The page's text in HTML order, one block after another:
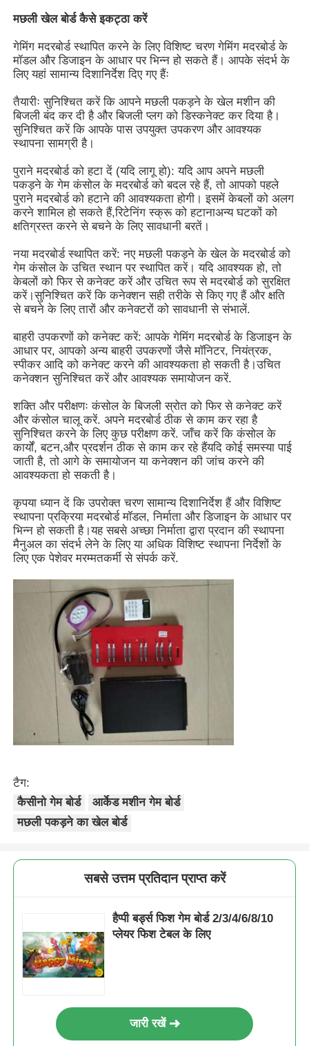
हमारे बारे में
फैक्टरी यात्रा
गुणवत्ता नियंत्रण
हमसे संपर्क करें
एक बोली का अनुरोध
स्लॉट खेल बोर्ड
मछली खेल बोर्ड
स्लॉट गेम कैबिनेट
मछली खेल तालिका
ऑनलाइन गेम सॉफ्टवेयर
स्लॉट गेम पार्ट्स
मछली के खेल के भाग
गेम मशीन स्क्रीन
मछली खेल बोर्ड कैसे इकट्ठा करें
गेमिंग मदरबोर्ड स्थापित करने के लिए विशिष्ट चरण गेमिंग मदरबोर्ड के
मॉडल और डिजाइन के आधार पर भिन्न हो सकते हैं। आपके संदर्भ के
लिए यहां सामान्य दिशानिर्देश दिए गए हैंः
तैयारीः सुनिश्चित करें कि आपने मछली पकड़ने के खेल मशीन की
बिजली बंद कर दी है और बिजली प्लग को डिस्कनेक्ट कर दिया है।
सुनिश्चित करें कि आपके पास उपयुक्त उपकरण और आवश्यक
स्थापना सामग्री है।
पुराने मदरबोर्ड को हटा दें (यदि लागू हो): यदि आप अपने मछली
पकड़ने के गेम कंसोल के मदरबोर्ड को बदल रहे हैं, तो आपको पहले
पुराने मदरबोर्ड को हटाने की आवश्यकता होगी। इसमें केबलों को अलग
करने शामिल हो सकते हैं,रिटेनिंग स्क्रू को हटानाअन्य घटकों को
क्षतिग्रस्त करने से बचने के लिए सावधानी बरतें।
नया मदरबोर्ड स्थापित करें: नए मछली पकड़ने के खेल के मदरबोर्ड को
गेम कंसोल के उचित स्थान पर स्थापित करें। यदि आवश्यक हो, तो
केबलों को फिर से कनेक्ट करें और उचित रूप से मदरबोर्ड को सुरक्षित
करें।सुनिश्चित करें कि कनेक्शन सही तरीके से किए गए हैं और क्षति
से बचने के लिए तारों और कनेक्टरों को सावधानी से संभालें.
बाहरी उपकरणों को कनेक्ट करें: आपके गेमिंग मदरबोर्ड के डिजाइन के
आधार पर, आपको अन्य बाहरी उपकरणों जैसे मॉनिटर, नियंत्रक,
स्पीकर आदि को कनेक्ट करने की आवश्यकता हो सकती है।उचित
कनेक्शन सुनिश्चित करें और आवश्यक समायोजन करें.
शक्ति और परीक्षणः कंसोल के बिजली स्रोत को फिर से कनेक्ट करें
और कंसोल चालू करें. अपने मदरबोर्ड ठीक से काम कर रहा है
सुनिश्चित करने के लिए कुछ परीक्षण करें. जाँच करें कि कंसोल के
कार्यों, बटन,और प्रदर्शन ठीक से काम कर रहे हैंयदि कोई समस्या पाई
जाती है, तो आगे के समायोजन या कनेक्शन की जांच करने की
आवश्यकता हो सकती है।
कृपया ध्यान दें कि उपरोक्त चरण सामान्य दिशानिर्देश हैं और विशिष्ट
स्थापना प्रक्रिया मदरबोर्ड मॉडल, निर्माता और डिजाइन के आधार पर
भिन्न हो सकती है।यह सबसे अच्छा निर्माता द्वारा प्रदान की स्थापना
मैनुअल का संदर्भ लेने के लिए या अधिक विशिष्ट स्थापना निर्देशों के
लिए एक पेशेवर मरम्मतकर्मी से संपर्क करें.
टैग:
कैसीनो गेम बोर्ड
आर्केड मशीन गेम बोर्ड
मछली पकड़ने का खेल बोर्ड
सबसे उत्तम प्रतिदान प्राप्त करें
हैप्पी बर्ड्स फिश गेम बोर्ड 2/3/4/6/8/10
प्लेयर फिश टेबल के लिए
जारी रखें